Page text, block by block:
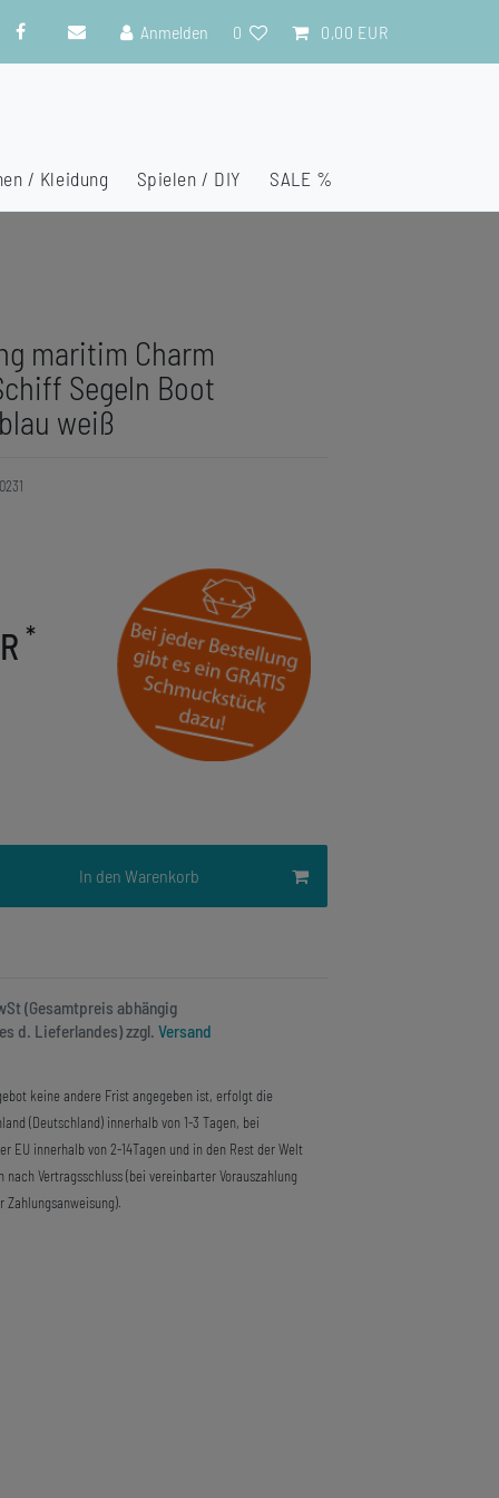
Anmelden 0 0,00 EUR
/ Kleidung Spielen / DIY SALE %
maritim Charm
Segeln Boot
weiß
*
In den Warenkorb
(Gesamtpreis abhängig
d. Lieferlandes) zzgl. Versand
keine andere Frist angegeben ist, erfolgt die
(Deutschland) innerhalb von 1-3 Tagen, bei
EU innerhalb von 2-14Tagen und in den Rest der Welt
nach Vertragsschluss (bei vereinbarter Vorauszahlung